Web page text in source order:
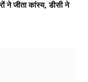
ने जीता कांस्य, डीसी ने